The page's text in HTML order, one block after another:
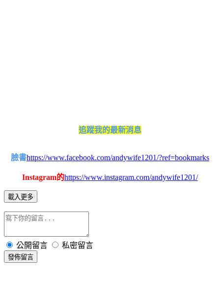
追蹤我的最新消息
臉書https://www.facebook.com/andywife1201/?ref=bookmarks
Instagram的https://www.instagram.com/andywife1201/
載入更多
公開留言 私密留言
發佈留言